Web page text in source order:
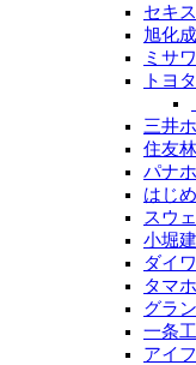
セキ
旭化
ミサ
トヨ
三井
住友
パナ
はじ
スウ
小堀
ダイ
タマ
グラ
一条
アイ